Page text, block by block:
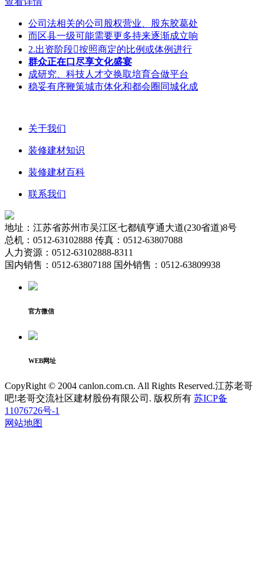
公司法相关的公司股权营业、股东胶葛处
而区县一级可能需要更多持来逐渐成立响
2.出资阶段按照商定的比例或体例进行
群众正在口尽享文化盛宴
成研究、科技人才交换取培育合做平台
稳妥有序鞭策城市体化和都会圈同城化成
关于我们
装修建材知识
装修建材百科
联系我们
地址：江苏省苏州市吴江区七都镇亨通大道(230省道)8号
总机：0512-63102888 传真：0512-63807088
人力资源：0512-63102888-8311
国内销售：0512-63807188 国外销售：0512-63809938
官方微信
WEB网址
CopyRight © 2004 canlon.com.cn. All Rights Reserved.江苏老哥
吧!老哥交流社区建材股份有限公司. 版权所有 苏ICP备
11076726号-1
网站地图